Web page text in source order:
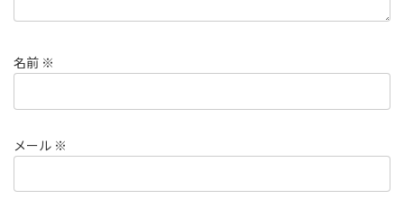
名前 ※
メール ※